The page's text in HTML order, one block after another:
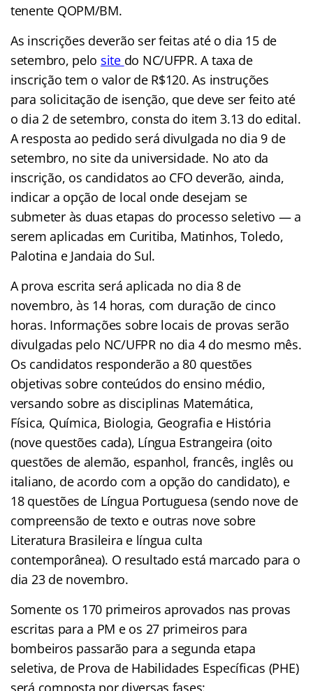
tenente QOPM/BM.
As inscrições deverão ser feitas até o dia 15 de
setembro, pelo site do NC/UFPR. A taxa de
inscrição tem o valor de R$120. As instruções
para solicitação de isenção, que deve ser feito até
o dia 2 de setembro, consta do item 3.13 do edital.
A resposta ao pedido será divulgada no dia 9 de
setembro, no site da universidade. No ato da
inscrição, os candidatos ao CFO deverão, ainda,
indicar a opção de local onde desejam se
submeter às duas etapas do processo seletivo — a
serem aplicadas em Curitiba, Matinhos, Toledo,
Palotina e Jandaia do Sul.
A prova escrita será aplicada no dia 8 de
novembro, às 14 horas, com duração de cinco
horas. Informações sobre locais de provas serão
divulgadas pelo NC/UFPR no dia 4 do mesmo mês.
Os candidatos responderão a 80 questões
objetivas sobre conteúdos do ensino médio,
versando sobre as disciplinas Matemática,
Física, Química, Biologia, Geografia e História
(nove questões cada), Língua Estrangeira (oito
questões de alemão, espanhol, francês, inglês ou
italiano, de acordo com a opção do candidato), e
18 questões de Língua Portuguesa (sendo nove de
compreensão de texto e outras nove sobre
Literatura Brasileira e língua culta
contemporânea). O resultado está marcado para o
dia 23 de novembro.
Somente os 170 primeiros aprovados nas provas
escritas para a PM e os 27 primeiros para
bombeiros passarão para a segunda etapa
seletiva, de Prova de Habilidades Específicas (PHE)
será composta por diversas fases: